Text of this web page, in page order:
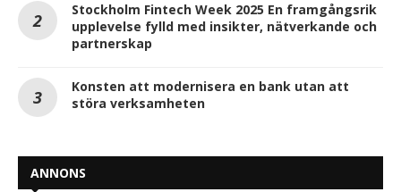
Stockholm Fintech Week 2025 En framgångsrik
upplevelse fylld med insikter, nätverkande och
partnerskap
Konsten att modernisera en bank utan att
störa verksamheten
ANNONS